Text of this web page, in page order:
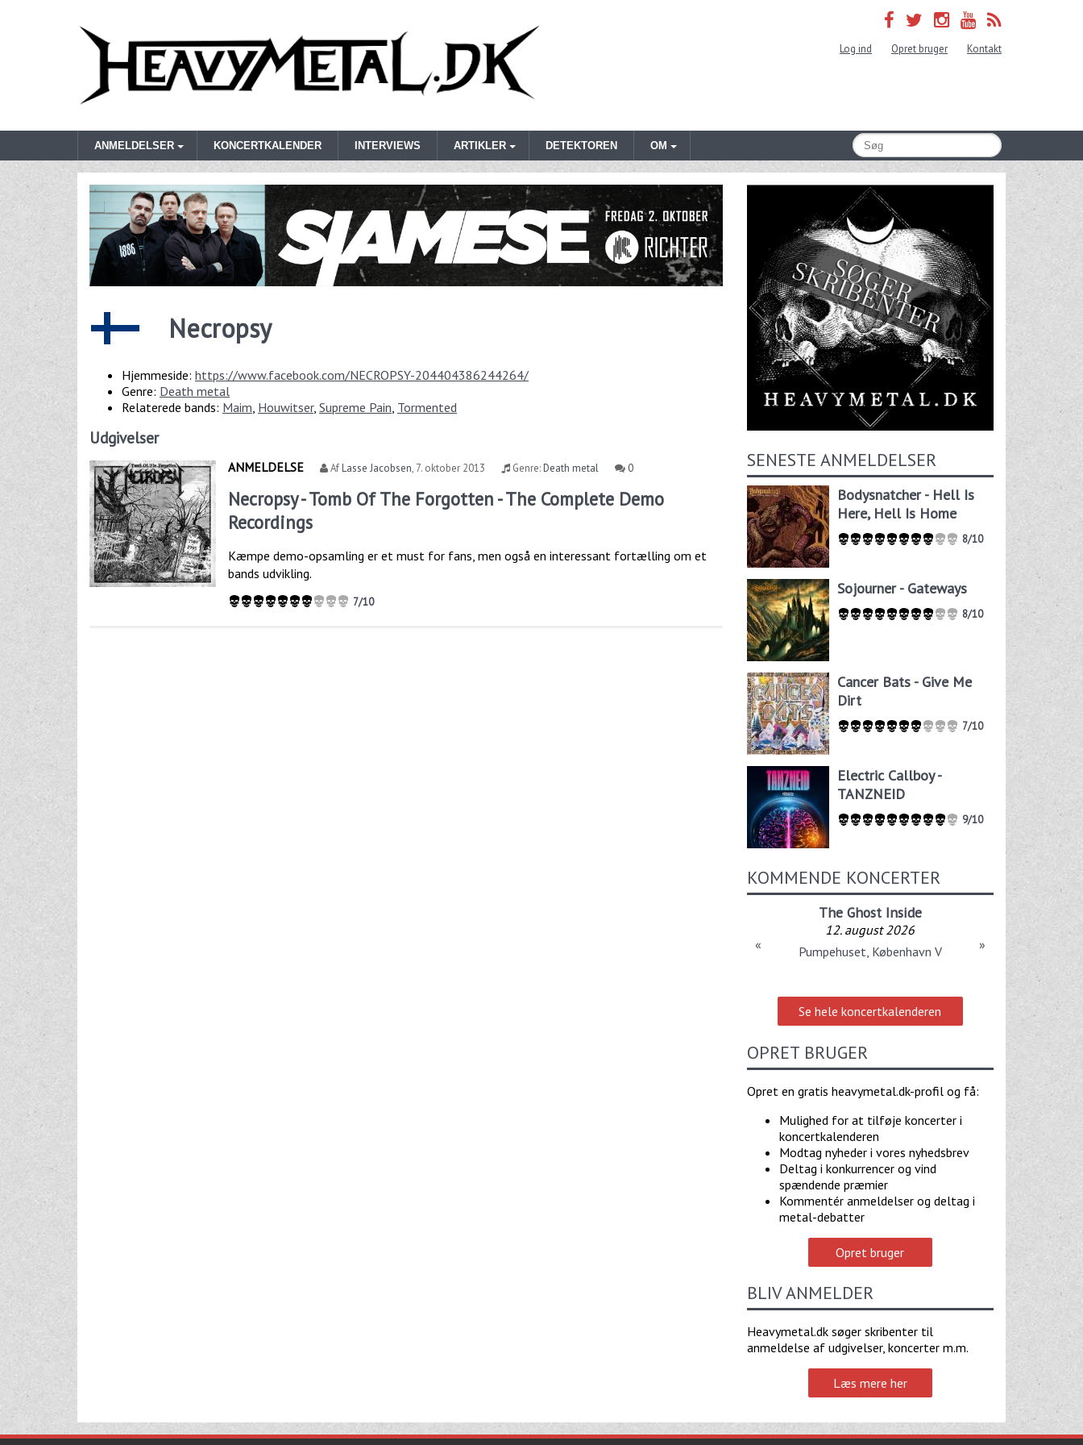
Log ind Opret bruger Kontakt
ANMELDELSER KONCERTKALENDER INTERVIEWS ARTIKLER DETEKTOREN OM
Necropsy
Hjemmeside: https://www.facebook.com/NECROPSY-204404386244264/
Genre: Death metal
Relaterede bands: Maim, Houwitser, Supreme Pain, Tormented
Udgivelser
ANMELDELSE AfLasse Jacobsen, 7. oktober 2013 Genre:Death metal 0
Necropsy - Tomb Of The Forgotten - The Complete Demo
Recordings
Kæmpe demo-opsamling er et must for fans, men også en interessant fortælling om et
bands udvikling.
7/10
SENESTE ANMELDELSER
Bodysnatcher - Hell Is
Here, Hell Is Home
8/10
Sojourner - Gateways
8/10
Cancer Bats - Give Me
Dirt
7/10
Electric Callboy -
TANZNEID
9/10
KOMMENDE KONCERTER
The Ghost Inside
12. august 2026
Pumpehuset, København V
« »
Se hele koncertkalenderen
OPRET BRUGER
Opret en gratis heavymetal.dk-profil og få:
Mulighed for at tilføje koncerter i
koncertkalenderen
Modtag nyheder i vores nyhedsbrev
Deltag i konkurrencer og vind
spændende præmier
Kommentér anmeldelser og deltag i
metal-debatter
Opret bruger
BLIV ANMELDER
Heavymetal.dk søger skribenter til
anmeldelse af udgivelser, koncerter m.m.
Læs mere her